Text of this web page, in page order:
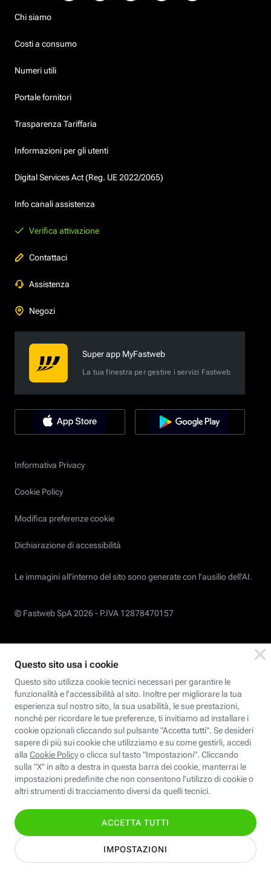
Chi siamo
Costi a consumo
Numeri utili
Portale fornitori
Trasparenza Tariffaria
Informazioni per gli utenti
Digital Services Act (Reg. UE 2022/2065)
Info canali assistenza
Verifica attivazione
Contattaci
Assistenza
Negozi
Super app MyFastweb
La tua finestra per gestire i servizi Fastweb
Informativa Privacy
Cookie Policy
Modifica preferenze cookie
Dichiarazione di accessibilità
Le immagini all’interno del sito sono generate con l'ausilio dell'AI.
© Fastweb SpA 2026 - P.IVA 12878470157